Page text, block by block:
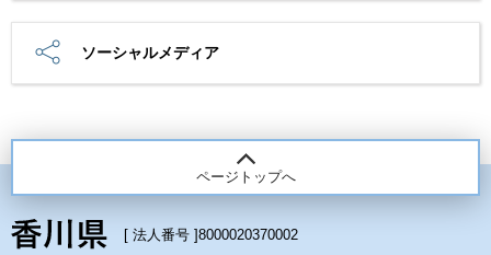
ソーシャルメディア
ページトップへ
[ 法人番号 ]8000020370002